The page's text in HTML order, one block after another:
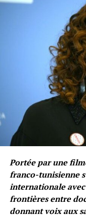
Portée par une
franco-tunisienne
internationale
frontières entre
donnant voix aux